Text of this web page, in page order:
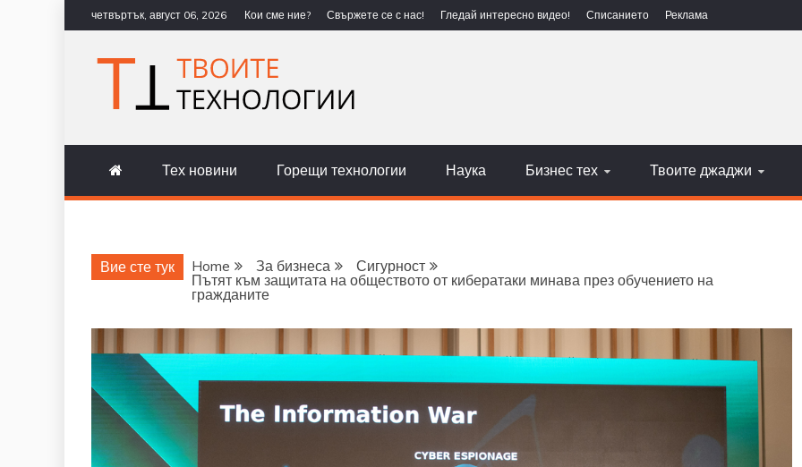
to
content
четвъртък, август 06, 2026 Кои сме ние? Свържете се с нас! Гледай интересно видео! Списанието Реклама
ТВОИТЕ ТЕХНОЛОГИИ
Тех новини Горещи технологии Наука Бизнес тех Твоите джаджи
Вие сте тук Home За бизнеса
Сигурност
Пътят към защитата на обществото от кибератаки минава през обучението на
гражданите